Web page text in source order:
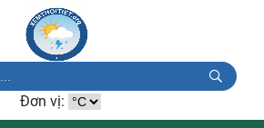
Đơn vị: